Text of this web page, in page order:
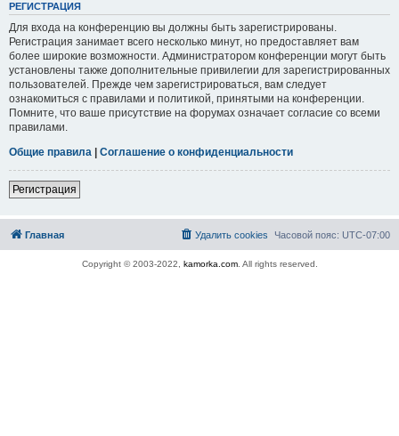
РЕГИСТРАЦИЯ
Для входа на конференцию вы должны быть зарегистрированы.
Регистрация занимает всего несколько минут, но предоставляет вам
более широкие возможности. Администратором конференции могут быть
установлены также дополнительные привилегии для зарегистрированных
пользователей. Прежде чем зарегистрироваться, вам следует
ознакомиться с правилами и политикой, принятыми на конференции.
Помните, что ваше присутствие на форумах означает согласие со всеми
правилами.
Общие правила | Соглашение о конфиденциальности
Регистрация
Главная Часовой пояс: UTC-07:00
Удалить cookies
Copyright © 2003-2022, kamorka.com. All rights reserved.